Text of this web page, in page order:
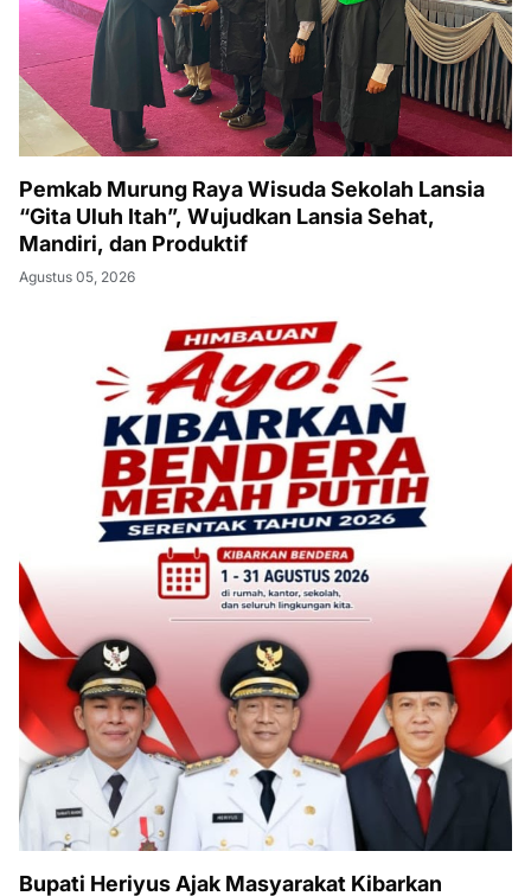
Pemkab Murung Raya Wisuda Sekolah Lansia
“Gita Uluh Itah”, Wujudkan Lansia Sehat,
Mandiri, dan Produktif
Agustus 05, 2026
Bupati Heriyus Ajak Masyarakat Kibarkan